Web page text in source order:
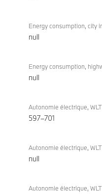
Energy consumption, city
null
Energy consumption,
null
Autonomie électrique,
597–701
Autonomie électrique,
null
Autonomie électrique,